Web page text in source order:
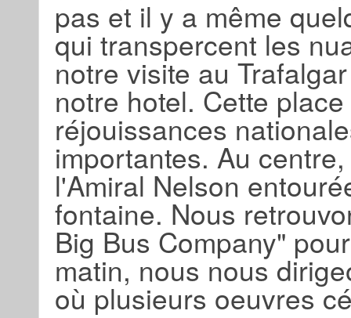
pas et il y a même
qui transpercent les
notre visite au
notre hotel. Cette
réjouissances
importantes. Au
l'Amiral Nelson
fontaine. Nous
Big Bus Company"
matin, nous nous
où plusieurs oeuvres